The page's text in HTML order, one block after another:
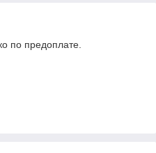
по предоплате.